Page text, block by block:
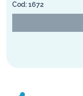
1672